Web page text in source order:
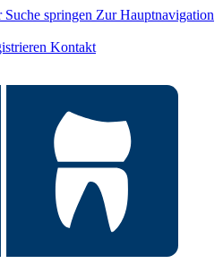
Suche springen Zur Hauptnavigation
Kontakt